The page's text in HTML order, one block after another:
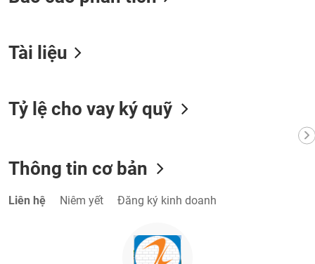
Tài liệu
Tỷ lệ cho vay ký quỹ
Thông tin cơ bản
Liên hệ Niêm yết Đăng ký kinh doanh
VỤ
TIỆN
ÍCH
ĐỘNG